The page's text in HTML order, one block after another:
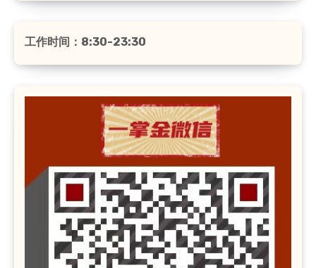
工作时间：8:30-23:30